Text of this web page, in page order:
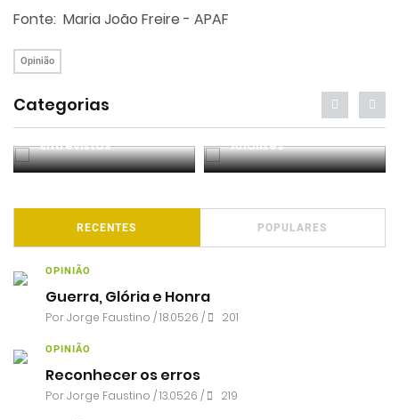
Fonte: Maria João Freire - APAF
Opinião
Categorias
Entrevistas Análises
RECENTES POPULARES
OPINIÃO
Guerra, Glória e Honra
PorJorge Faustino / 18.05.26 / 201
OPINIÃO
Reconhecer os erros
PorJorge Faustino / 13.05.26 / 219